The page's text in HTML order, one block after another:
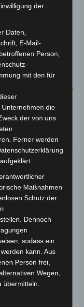
VSX.
(2022) für
Weitere
du hier:Volta
der
Daten,
E-Mail-
Person,
mit den für
die
der von uns
Ferner werden
Maßnahmen
Schutz der
Dennoch
sodass ein
kann. Aus
Person frei,
Wegen,